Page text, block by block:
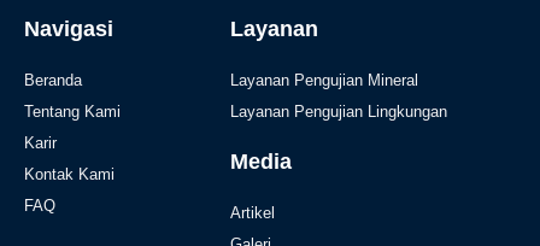
Navigasi
Beranda
Tentang Kami
Karir
Kontak Kami
FAQ
Layanan
Layanan Pengujian Mineral
Layanan Pengujian Lingkungan
Media
Artikel